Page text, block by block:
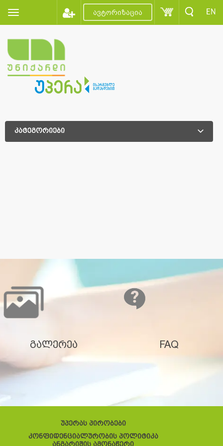
ავტორიზაცია EN
კატეგორიები
გალერეა FAQ
უპერას პირობები
კონფიდენციალურობის პოლიტიკა
ანგარიშის ამონაწერი